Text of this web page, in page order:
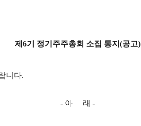
제6기 정기주주총회 소집 통지(공고)
니다.
- 아 래 -